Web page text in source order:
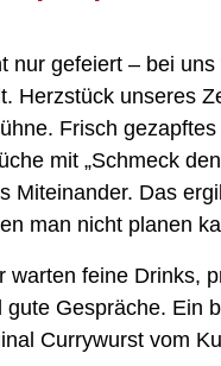
nur gefeiert – bei uns
Herzstück unseres
Frisch gezapftes
mit „Schmeck
Miteinander. Das
man nicht planen
warten feine Drinks,
gute Gespräche. Ein
Currywurst vom